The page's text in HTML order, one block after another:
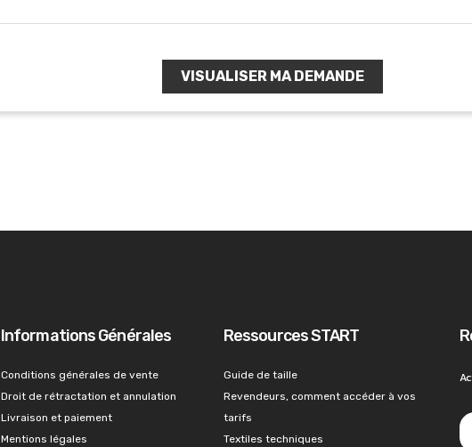
VISUALISER MA DEMANDE
Informations Générales
Conditions générales de vente
Droit de rétractation et annulation
Livraison et paiement
Mentions légales
Ressources START
Guide de taille
Revendeurs, comment accéder à vos
tarifs
Textiles techniques